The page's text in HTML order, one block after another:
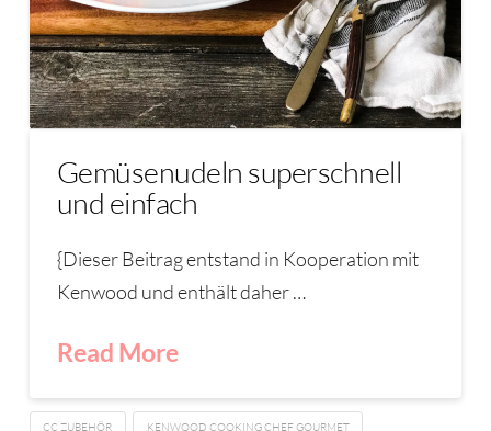
Gemüsenudeln superschnell
und einfach
{Dieser Beitrag entstand in Kooperation mit
Kenwood und enthält daher …
Read More
CC ZUBEHÖR KENWOOD COOKING CHEF GOURMET